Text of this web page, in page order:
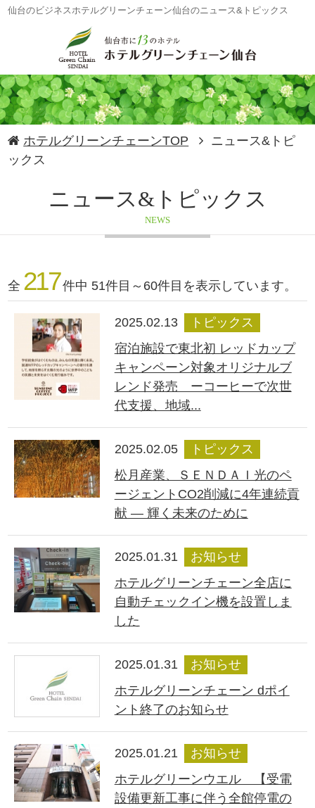
仙台のビジネスホテルグリーンチェーン仙台のニュース&トピックス
ホテルグリーンチェーンTOP
ニュース&トピ
ックス
ニュース&トピックス
NEWS
全 217 件中 51件目～60件目を表示しています。
2025.02.13
トピックス
宿泊施設で東北初 レッドカップ
キャンペーン対象オリジナルブ
レンド発売 ーコーヒーで次世
代支援、地域...
2025.02.05
トピックス
松月産業、ＳＥＮＤＡＩ光のペ
ージェントCO2削減に4年連続貢
献 ― 輝く未来のために
2025.01.31
お知らせ
ホテルグリーンチェーン全店に
自動チェックイン機を設置しま
した
2025.01.31
お知らせ
ホテルグリーンチェーン dポイ
ント終了のお知らせ
2025.01.21
お知らせ
ホテルグリーンウエル 【受電
設備更新工事に伴う全館停電の